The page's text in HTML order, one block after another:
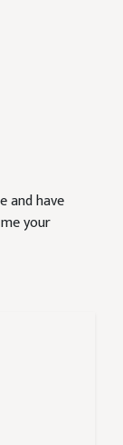
and have
me your